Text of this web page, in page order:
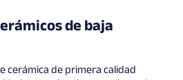
de baja
cerámica de primera calidad